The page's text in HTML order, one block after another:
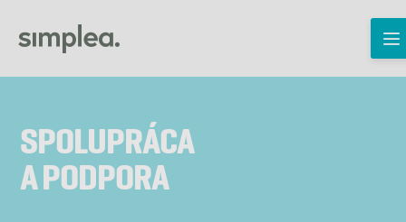
SPOLUPRÁCA
A PODPORA